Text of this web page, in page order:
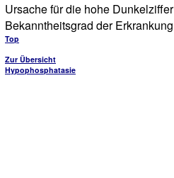
Ursache für die hohe
Bekanntheitsgrad der
Top
Zur Übersicht
Hypophosphatasie